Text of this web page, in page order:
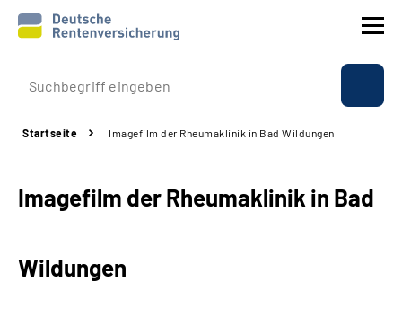
Prävention
Rente
Startseite Imagefilm der Rheumaklinik in Bad Wildungen
Imagefilm der Rheumaklinik in Bad
Wildungen